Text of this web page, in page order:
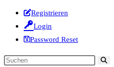
Registrieren
Login
Password Reset
Diese